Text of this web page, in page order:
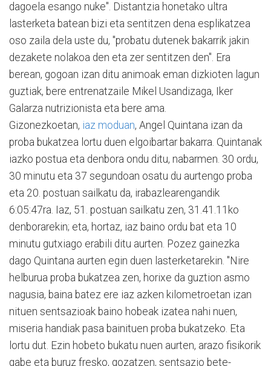
dagoela esango nuke". Distantzia honetako ultra
lasterketa batean bizi eta sentitzen dena esplikatzea
oso zaila dela uste du, "probatu dutenek bakarrik jakin
dezakete nolakoa den eta zer sentitzen den". Era
berean, gogoan izan ditu animoak eman dizkioten lagun
guztiak, bere entrenatzaile Mikel Usandizaga, Iker
Galarza nutrizionista eta bere ama.
Gizonezkoetan, iaz moduan, Angel Quintana izan da
proba bukatzea lortu duen elgoibartar bakarra. Quintanak
iazko postua eta denbora ondu ditu, nabarmen. 30 ordu,
30 minutu eta 37 segundoan osatu du aurtengo proba
eta 20. postuan sailkatu da, irabazlearengandik
6:05:47ra. Iaz, 51. postuan sailkatu zen, 31.41.11ko
denborarekin; eta, hortaz, iaz baino ordu bat eta 10
minutu gutxiago erabili ditu aurten. Pozez gainezka
dago Quintana aurten egin duen lasterketarekin. "Nire
helburua proba bukatzea zen, horixe da guztion asmo
nagusia, baina batez ere iaz azken kilometroetan izan
nituen sentsazioak baino hobeak izatea nahi nuen,
miseria handiak pasa bainituen proba bukatzeko. Eta
lortu dut. Ezin hobeto bukatu nuen aurten, arazo fisikorik
gabe eta buruz fresko, gozatzen, sentsazio bete-